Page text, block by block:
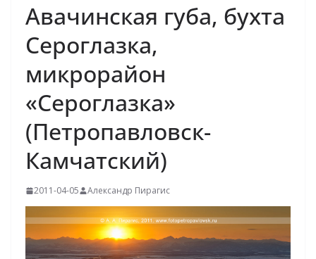
Авачинская губа, бухта
Сероглазка,
микрорайон
«Сероглазка»
(Петропавловск-
Камчатский)
2011-04-05 Александр Пирагис